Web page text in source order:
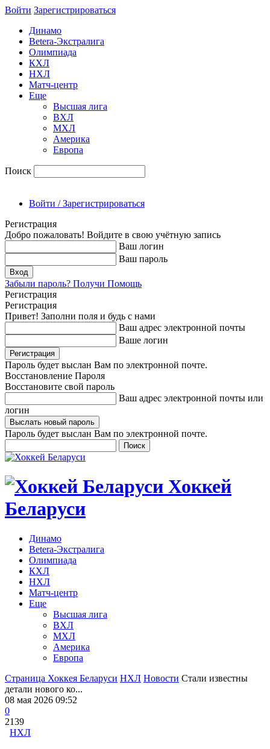
Войти Зарегиcтрироваться
Динамо
Betera-Экстралига
Олимпиада
КХЛ
НХЛ
Матч-центр
Еще
Высшая лига
ВХЛ
МХЛ
Америка
Европа
Поиск
Войти / Зарегистрироваться
Регистрация
Добро пожаловать! Войдите в свою учётную запись
Ваш логин
Ваш пароль
Забыли пароль? Получи Помощь
Регистрация
Регистрация
Привет! Заполни поля и будь с нами
Ваш адрес электронной почты
Ваше логин
Пароль будет выслан Вам по электронной почте.
Восстановление Пароля
Восстановите свой пароль
Ваш адрес электронной почты или
логин
Пароль будет выслан Вам по электронной почте.
Хоккей
Беларуси
Динамо
Betera-Экстралига
Олимпиада
КХЛ
НХЛ
Матч-центр
Еще
Высшая лига
ВХЛ
МХЛ
Америка
Европа
Страница Хоккея Беларуси НХЛ Новости Стали известны
детали нового ко...
08 мая 2026 09:52
0
2139
НХЛ